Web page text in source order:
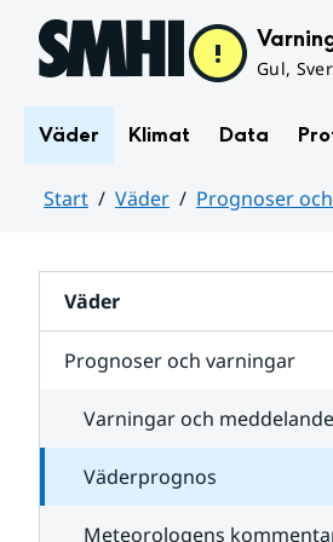
Hoppa till sidans innehåll
Gul,
Väder Klimat Data
Start Väder Prognoser
Väder
Prognoser och varningar
Varningar och
Väderprognos
Meteorologens